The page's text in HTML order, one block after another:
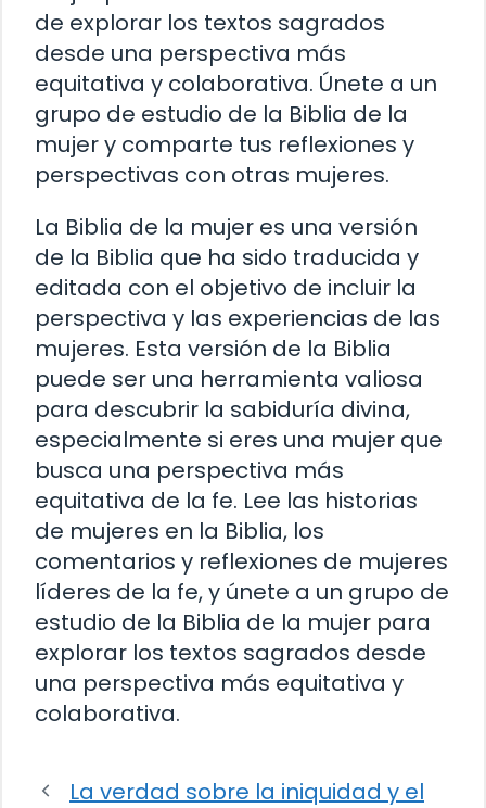
de explorar los textos sagrados
desde una perspectiva más
equitativa y colaborativa. Únete a un
grupo de estudio de la Biblia de la
mujer y comparte tus reflexiones y
perspectivas con otras mujeres.
La Biblia de la mujer es una versión
de la Biblia que ha sido traducida y
editada con el objetivo de incluir la
perspectiva y las experiencias de las
mujeres. Esta versión de la Biblia
puede ser una herramienta valiosa
para descubrir la sabiduría divina,
especialmente si eres una mujer que
busca una perspectiva más
equitativa de la fe. Lee las historias
de mujeres en la Biblia, los
comentarios y reflexiones de mujeres
líderes de la fe, y únete a un grupo de
estudio de la Biblia de la mujer para
explorar los textos sagrados desde
una perspectiva más equitativa y
colaborativa.
La verdad sobre la iniquidad y el